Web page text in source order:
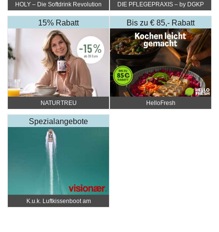
HOLY – Die Softdrink Revolution
DIE PFLEGEPRAXIS – by DGKP
Katharina Fister
15% Rabatt
NATURTREU
Bis zu € 85,- Rabatt
HelloFresh
Spezialangebote
K.u.k. Luftkissenboot am